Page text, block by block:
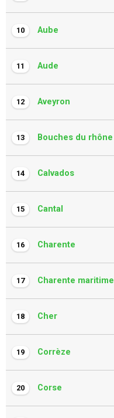
10 Aube
11 Aude
12 Aveyron
13 Bouches du rhône
14 Calvados
15 Cantal
16 Charente
17 Charente maritime
18 Cher
19 Corrèze
20 Corse